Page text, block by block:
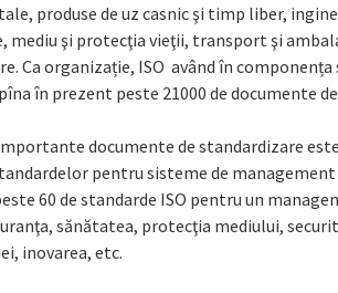
produse de uz casnic şi timp liber,
mediu şi protecţia vieţii, transport şi
Ca organizație, ISO având în
în prezent peste 21000 de documente
documente de standardizare este
pentru sisteme de management
60 de standarde ISO pentru un
sănătatea, protecţia mediului,
inovarea, etc.